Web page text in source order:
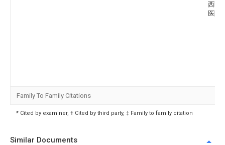
西医
医院
Family To Family Citations
* Cited by examiner, † Cited by third party, ‡ Family to family citation
Similar Documents